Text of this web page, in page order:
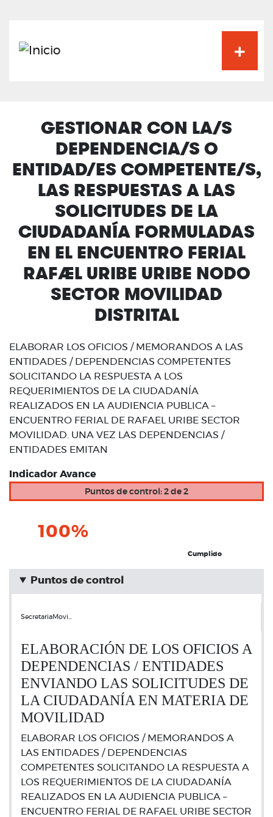
GESTIONAR CON LA/S
DEPENDENCIA/S O
ENTIDAD/ES COMPETENTE/S,
LAS RESPUESTAS A LAS
SOLICITUDES DE LA
CIUDADANÍA FORMULADAS
EN EL ENCUENTRO FERIAL
RAFAEL URIBE URIBE NODO
SECTOR MOVILIDAD
DISTRITAL
ELABORAR LOS OFICIOS / MEMORANDOS A LAS
ENTIDADES / DEPENDENCIAS COMPETENTES
SOLICITANDO LA RESPUESTA A LOS
REQUERIMIENTOS DE LA CIUDADANÍA
REALIZADOS EN LA AUDIENCIA PUBLICA –
ENCUENTRO FERIAL DE RAFAEL URIBE SECTOR
MOVILIDAD. UNA VEZ LAS DEPENDENCIAS /
ENTIDADES EMITAN
Indicador Avance
Puntos de control: 2 de 2
100%
Cumplido
Puntos de control
SecretariaMovi…
ELABORACIÓN DE LOS OFICIOS A
DEPENDENCIAS / ENTIDADES
ENVIANDO LAS SOLICITUDES DE
LA CIUDADANÍA EN MATERIA DE
MOVILIDAD
ELABORAR LOS OFICIOS / MEMORANDOS A
LAS ENTIDADES / DEPENDENCIAS
COMPETENTES SOLICITANDO LA RESPUESTA A
LOS REQUERIMIENTOS DE LA CIUDADANÍA
REALIZADOS EN LA AUDIENCIA PUBLICA –
ENCUENTRO FERIAL DE RAFAEL URIBE SECTOR